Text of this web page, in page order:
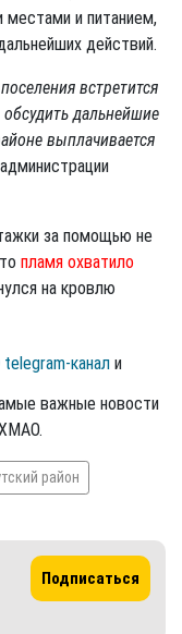
местами и питанием,
действий.
встретится
дальнейшие
выплачивается
за помощью не
пламя охватило
на кровлю
telegram-канал и
важные новости
ХМАО.
район
Подписаться